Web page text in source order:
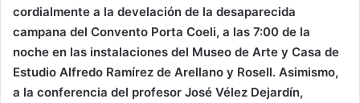
cordialmente a la develación de la desaparecida
campana del Convento Porta Coeli, a las 7:00 de la
noche en las instalaciones del Museo de Arte y Casa de
Estudio Alfredo Ramírez de Arellano y Rosell. Asimismo,
a la conferencia del profesor José Vélez Dejardín,